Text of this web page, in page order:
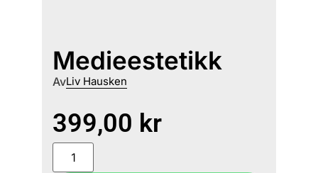
Medieestetikk
AvLiv Hausken
399,00 kr